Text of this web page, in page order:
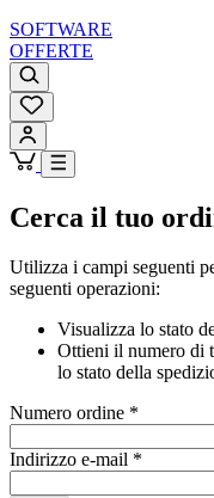
SOFTWARE
OFFERTE
Cerca il tuo
Utilizza i campi seguenti
seguenti operazioni:
Visualizza lo stato
Ottieni il numero di
lo stato della
Numero ordine *
Indirizzo e-mail *